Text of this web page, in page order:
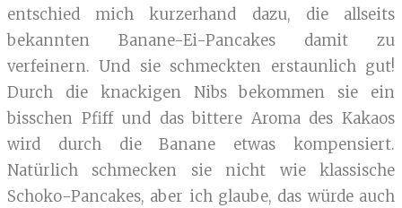
entschied mich kurzerhand dazu, die allseits
bekannten Banane-Ei-Pancakes damit zu
verfeinern. Und sie schmeckten erstaunlich gut!
Durch die knackigen Nibs bekommen sie ein
bisschen Pfiff und das bittere Aroma des Kakaos
wird durch die Banane etwas kompensiert.
Natürlich schmecken sie nicht wie klassische
Schoko-Pancakes, aber ich glaube, das würde auch